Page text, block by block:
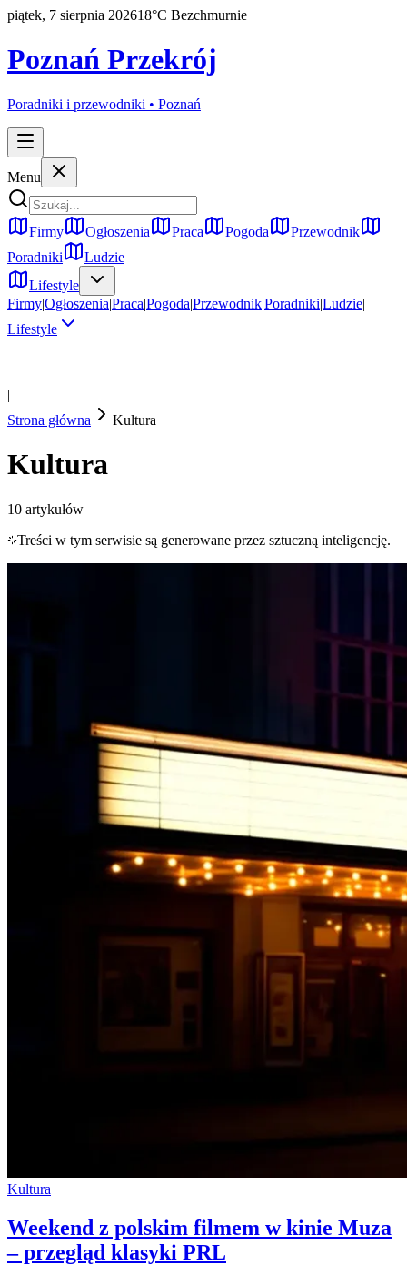
piątek, 7 sierpnia 202618°C Bezchmurnie
Poznań Przekrój
Poradniki i przewodniki • Poznań
Menu
Firmy Ogłoszenia Praca Pogoda
Przewodnik
Poradniki
Ludzie
Lifestyle
Firmy|Ogłoszenia|Praca|Pogoda|Przewodnik|Poradniki|Ludzie|
Lifestyle
|
Strona główna
Kultura
Kultura
10 artykułów
Treści w tym serwisie są generowane przez sztuczną inteligencję.
Kultura
Weekend z polskim filmem w kinie Muza
– przegląd klasyki PRL